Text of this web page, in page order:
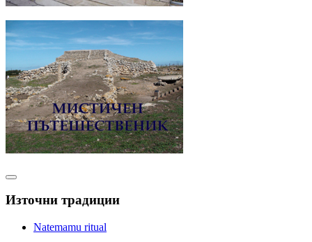
Източни традиции
Natemamu ritual